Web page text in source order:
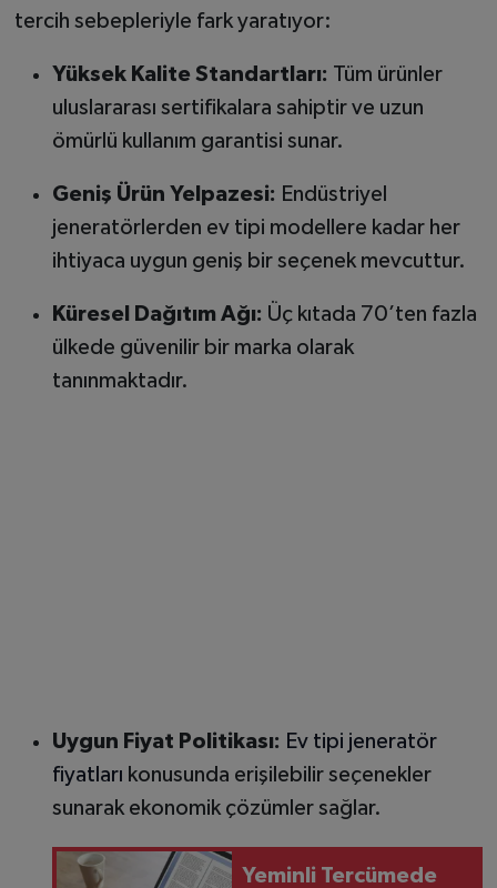
tercih sebepleriyle fark yaratıyor:
Yüksek Kalite Standartları: Tüm ürünler
uluslararası sertifikalara sahiptir ve uzun
ömürlü kullanım garantisi sunar.
Geniş Ürün Yelpazesi: Endüstriyel
jeneratörlerden ev tipi modellere kadar her
ihtiyaca uygun geniş bir seçenek mevcuttur.
Küresel Dağıtım Ağı: Üç kıtada 70’ten fazla
ülkede güvenilir bir marka olarak
tanınmaktadır.
Uygun Fiyat Politikası: Ev tipi jeneratör
fiyatları konusunda erişilebilir seçenekler
sunarak ekonomik çözümler sağlar.
Yeminli Tercümede